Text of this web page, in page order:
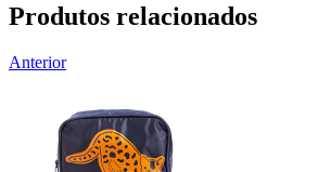
Produtos relacionados
Anterior